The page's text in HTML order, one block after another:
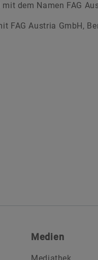
dem Namen FAG
FAG Austria GmbH,
Medien